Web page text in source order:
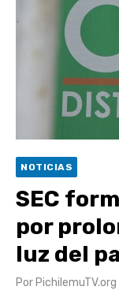
UOH y
esterilización de
Hospital de
alianza para
gastroenterológica
Valparaíso vuelve
conexión a
NOTICIAS
SEC
por
luz del
Por PichilemuTV.org